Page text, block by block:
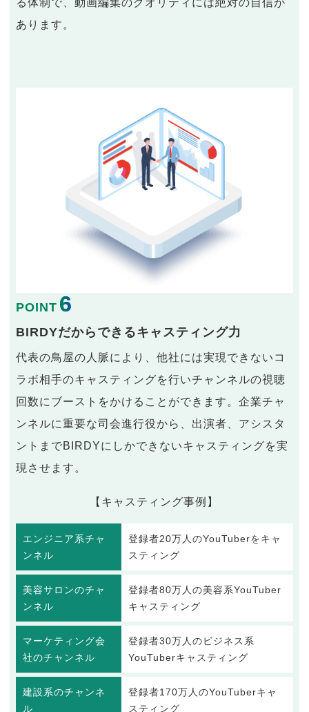
あります。
POINT 6
BIRDYだからできるキャスティング力
代表の鳥屋の人脈により、他社には実現できないコ
ラボ相手のキャスティングを行いチャンネルの視聴
回数にブーストをかけることができます。企業チャ
ンネルに重要な司会進行役から、出演者、アシスタ
ントまでBIRDYにしかできないキャスティングを実
現させます。
【キャスティング事例】
エンジニア系チャ
ンネル
登録者20万人のYouTuberをキャ
スティング
美容サロンのチャ
ンネル
登録者80万人の美容系YouTuber
キャスティング
マーケティング会
社のチャンネル
登録者30万人のビジネス系
YouTuberキャスティング
建設系のチャンネ
ル
登録者170万人のYouTuberキャ
スティング